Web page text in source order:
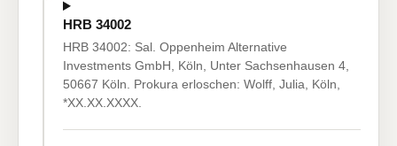
HRB 34002
HRB 34002: Sal. Oppenheim Alternative
Investments GmbH, Köln, Unter Sachsenhausen 4,
50667 Köln. Prokura erloschen: Wolff, Julia, Köln,
*XX.XX.XXXX.